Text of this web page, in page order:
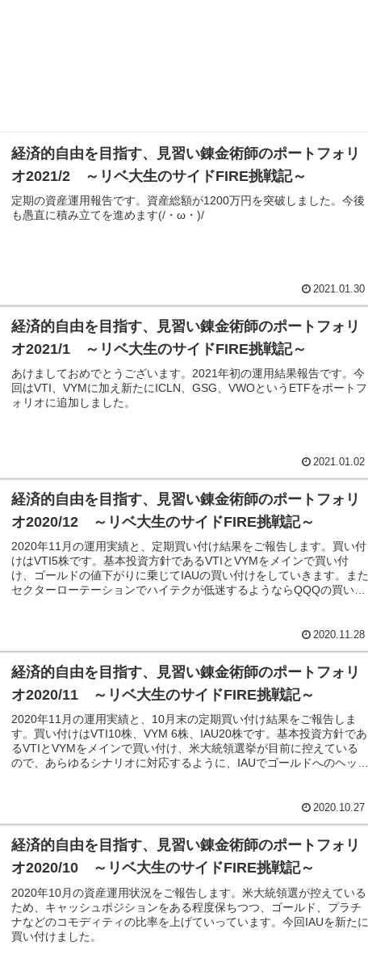
経済的自由を目指す、見習い錬金術師のポートフォリ
オ2021/2 ～リベ大生のサイドFIRE挑戦記～
定期の資産運用報告です。資産総額が1200万円を突破しました。今後
も愚直に積み立てを進めます(/・ω・)/
2021.01.30
経済的自由を目指す、見習い錬金術師のポートフォリ
オ2021/1 ～リベ大生のサイドFIRE挑戦記～
あけましておめでとうございます。2021年初の運用結果報告です。今
回はVTI、VYMに加え新たにICLN、GSG、VWOというETFをポートフ
ォリオに追加しました。
2021.01.02
経済的自由を目指す、見習い錬金術師のポートフォリ
オ2020/12 ～リベ大生のサイドFIRE挑戦記～
2020年11月の運用実績と、定期買い付け結果をご報告します。買い付
けはVTI5株です。基本投資方針であるVTIとVYMをメインで買い付
け、ゴールドの値下がりに乗じてIAUの買い付けをしていきます。また
セクターローテーションでハイテクが低迷するようならQQQの買い付
2020.11.28
経済的自由を目指す、見習い錬金術師のポートフォリ
オ2020/11 ～リベ大生のサイドFIRE挑戦記～
2020年11月の運用実績と、10月末の定期買い付け結果をご報告しま
す。買い付けはVTI10株、VYM 6株、IAU20株です。基本投資方針であ
るVTIとVYMをメインで買い付け、米大統領選挙が目前に控えている
ので、あらゆるシナリオに対応するように、IAUでゴールドへのヘッジ
2020.10.27
経済的自由を目指す、見習い錬金術師のポートフォリ
オ2020/10 ～リベ大生のサイドFIRE挑戦記～
2020年10月の資産運用状況をご報告します。米大統領選が控えている
ため、キャッシュポジションをある程度保ちつつ、ゴールド、プラチ
ナなどのコモディティの比率を上げていっています。今回IAUを新たに
買い付けました。